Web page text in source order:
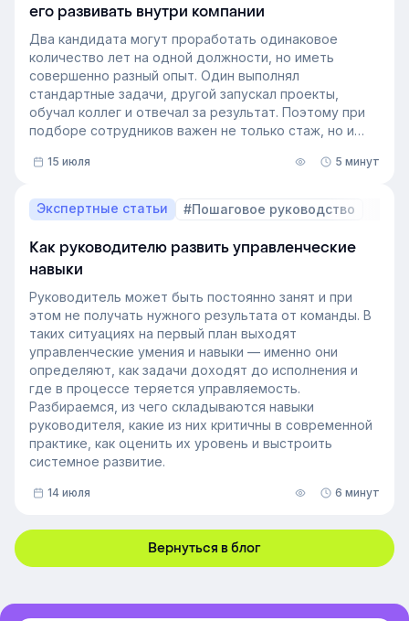
его развивать внутри компании
Два кандидата могут проработать одинаковое
количество лет на одной должности, но иметь
совершенно разный опыт. Один выполнял
стандартные задачи, другой запускал проекты,
обучал коллег и отвечал за результат. Поэтому при
подборе сотрудников важен не только стаж, но и
В этой статье разберём, релевантный опыт работы
и внутренних переводах, почему не всегда стоит
искать полностью готовых специалистов и как
развивать нужные компетенции внутри компании.
15 июля 5 минут
Экспертные статьи #Пошаговое руководство
Как руководителю развить управленческие
навыки
Руководитель может быть постоянно занят и при
этом не получать нужного результата от команды. В
таких ситуациях на первый план выходят
управленческие умения и навыки — именно они
определяют, как задачи доходят до исполнения и
где в процессе теряется управляемость.
Разбираемся, из чего складываются навыки
руководителя, какие из них критичны в современной
практике, как оценить их уровень и выстроить
системное развитие.
14 июля 6 минут
Вернуться в блог